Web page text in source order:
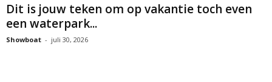
Dit is jouw teken om op vakantie toch even
een waterpark...
Showboat - juli 30, 2026